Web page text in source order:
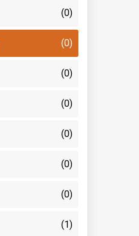
(0)
(0)
(0)
(0)
(0)
(0)
(0)
(1)